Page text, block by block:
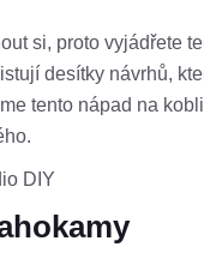
si, proto vyjádřete
desítky návrhů,
tento nápad na
DIY